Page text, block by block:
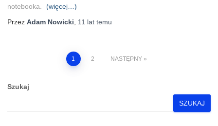
notebooka.
(więcej…)
Przez Adam Nowicki 11 lat temu
Stronicowanie
wpisów
1 2 NASTĘPNY
Szukaj
SZUKAJ